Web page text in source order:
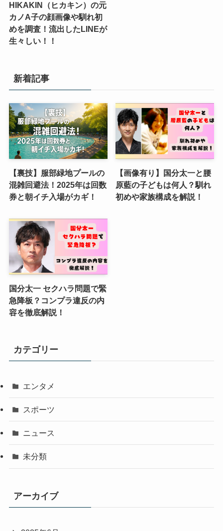
HIKAKIN（ヒカキン）の元
カノA子の顔画像や馴れ初
めを調査！流出したLINEが
生々しい！！
新着記事
【裏技】服部緑地プールの
混雑回避法！2025年は回数
券と朝イチ入場がカギ！
【画像有り】国分太一と腰
原藍の子どもは何人？馴れ
初めや家族構成を解説！
国分太一 セクハラ問題で緊
急降板？コンプラ違反の内
容を徹底解説！
カテゴリー
エンタメ
スポーツ
ニュース
未分類
アーカイブ